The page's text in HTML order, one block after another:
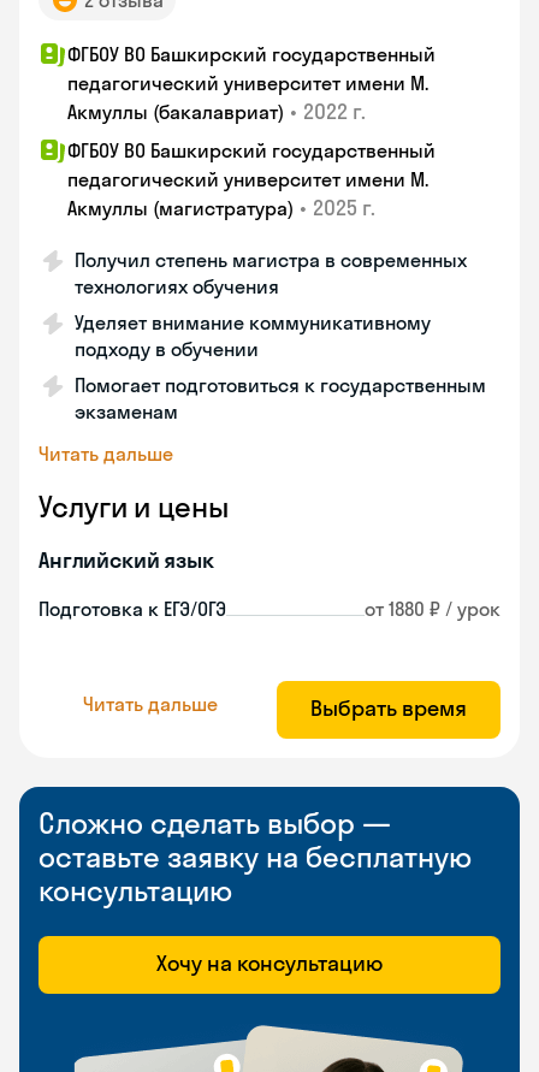
ФГБОУ ВО Башкирский государственный
педагогический университет имени М.
Акмуллы (бакалавриат) • 2022 г.
ФГБОУ ВО Башкирский государственный
педагогический университет имени М.
Акмуллы (магистратура) • 2025 г.
Получил степень магистра в современных
технологиях обучения
Уделяет внимание коммуникативному
подходу в обучении
Помогает подготовиться к государственным
экзаменам
Читать дальше
Услуги и цены
Английский язык
Подготовка к ЕГЭ/ОГЭ от 1880 ₽ / урок
Читать дальше Выбрать время
Сложно сделать выбор —
оставьте заявку на бесплатную
консультацию
Хочу на консультацию